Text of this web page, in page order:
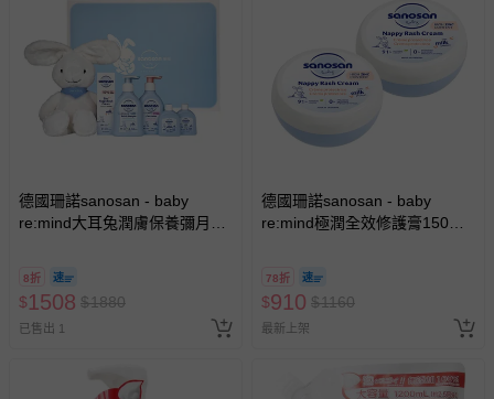
退換貨須知
您所購買的商品享有7天的鑑賞期／猶豫期權益，但此期間
並非試用期，您所退回的商品必須是未經使用的全新狀態，
如需退換貨，請於收到商品7天（含例假日內提出），如為
退貨，您可至『查詢訂單』>『已出貨』中查詢該筆訂單，
並點選『我要退貨』即可進行申請。若有相關退貨問題，請
至媽咪愛
LINE@客服ID: @mamilove
我們將依序為您處理
德國珊諾sanosan - baby
re:mind大耳兔潤膚保養彌月禮
8折
$1508 $1880
已售出 1
德國珊諾sanosan - baby
re:mind極潤全效修護膏150ml
78折
$910 $1160
最新上架